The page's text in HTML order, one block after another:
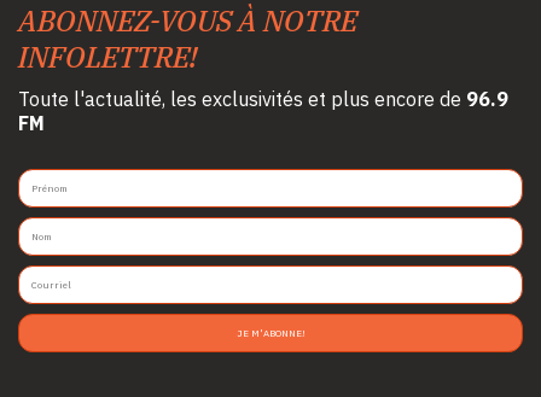
ABONNEZ-VOUS À NOTRE
INFOLETTRE!
Toute l'actualité, les exclusivités et plus encore de 96.9
FM
JE M'ABONNE!